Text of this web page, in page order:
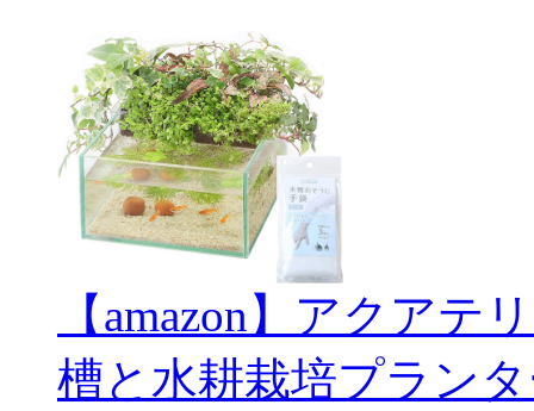
【amazon】アクアテ
槽と水耕栽培プラン